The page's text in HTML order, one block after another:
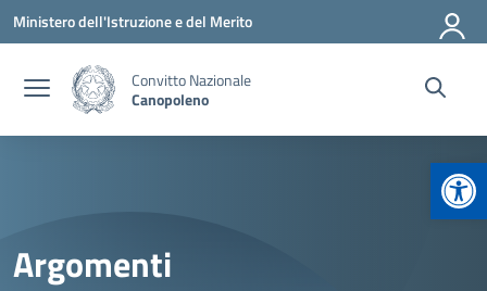
Vai ai contenuti
Vai al menu di navigazione
Vai al footer
Ministero dell'Istruzione e del Merito
Convitto Nazionale
Canopoleno
Argomenti